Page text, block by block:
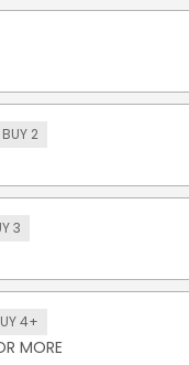
BUY 2
3
4+
MORE